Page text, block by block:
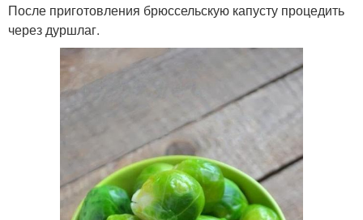
После приготовления брюссельскую капусту процедить
через дуршлаг.